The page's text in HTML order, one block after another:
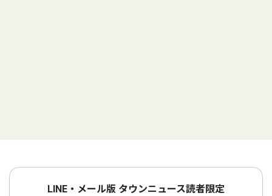
LINE・メール版 タウンニュース読者限定